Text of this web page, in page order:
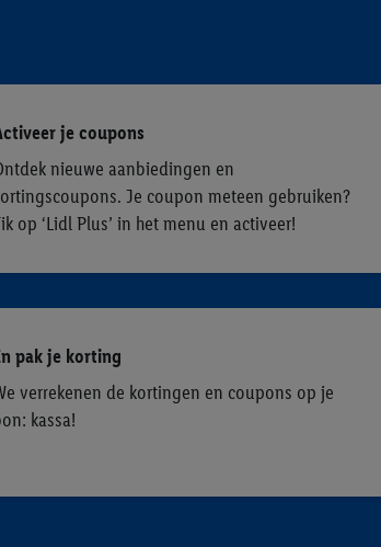
je coupons
nieuwe aanbiedingen en
Je coupon meteen gebruiken?
op ‘Lidl Plus’ in het menu en activeer!
pak je korting
verrekenen de kortingen en coupons op je
kassa!